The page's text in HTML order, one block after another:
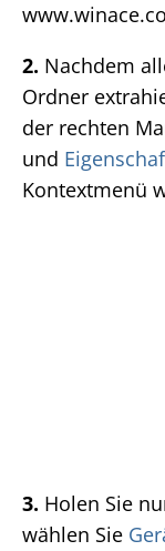
2. Nachdem
Ordner
der rechten
und
Kontextmenü
3. Holen Sie
wählen Sie